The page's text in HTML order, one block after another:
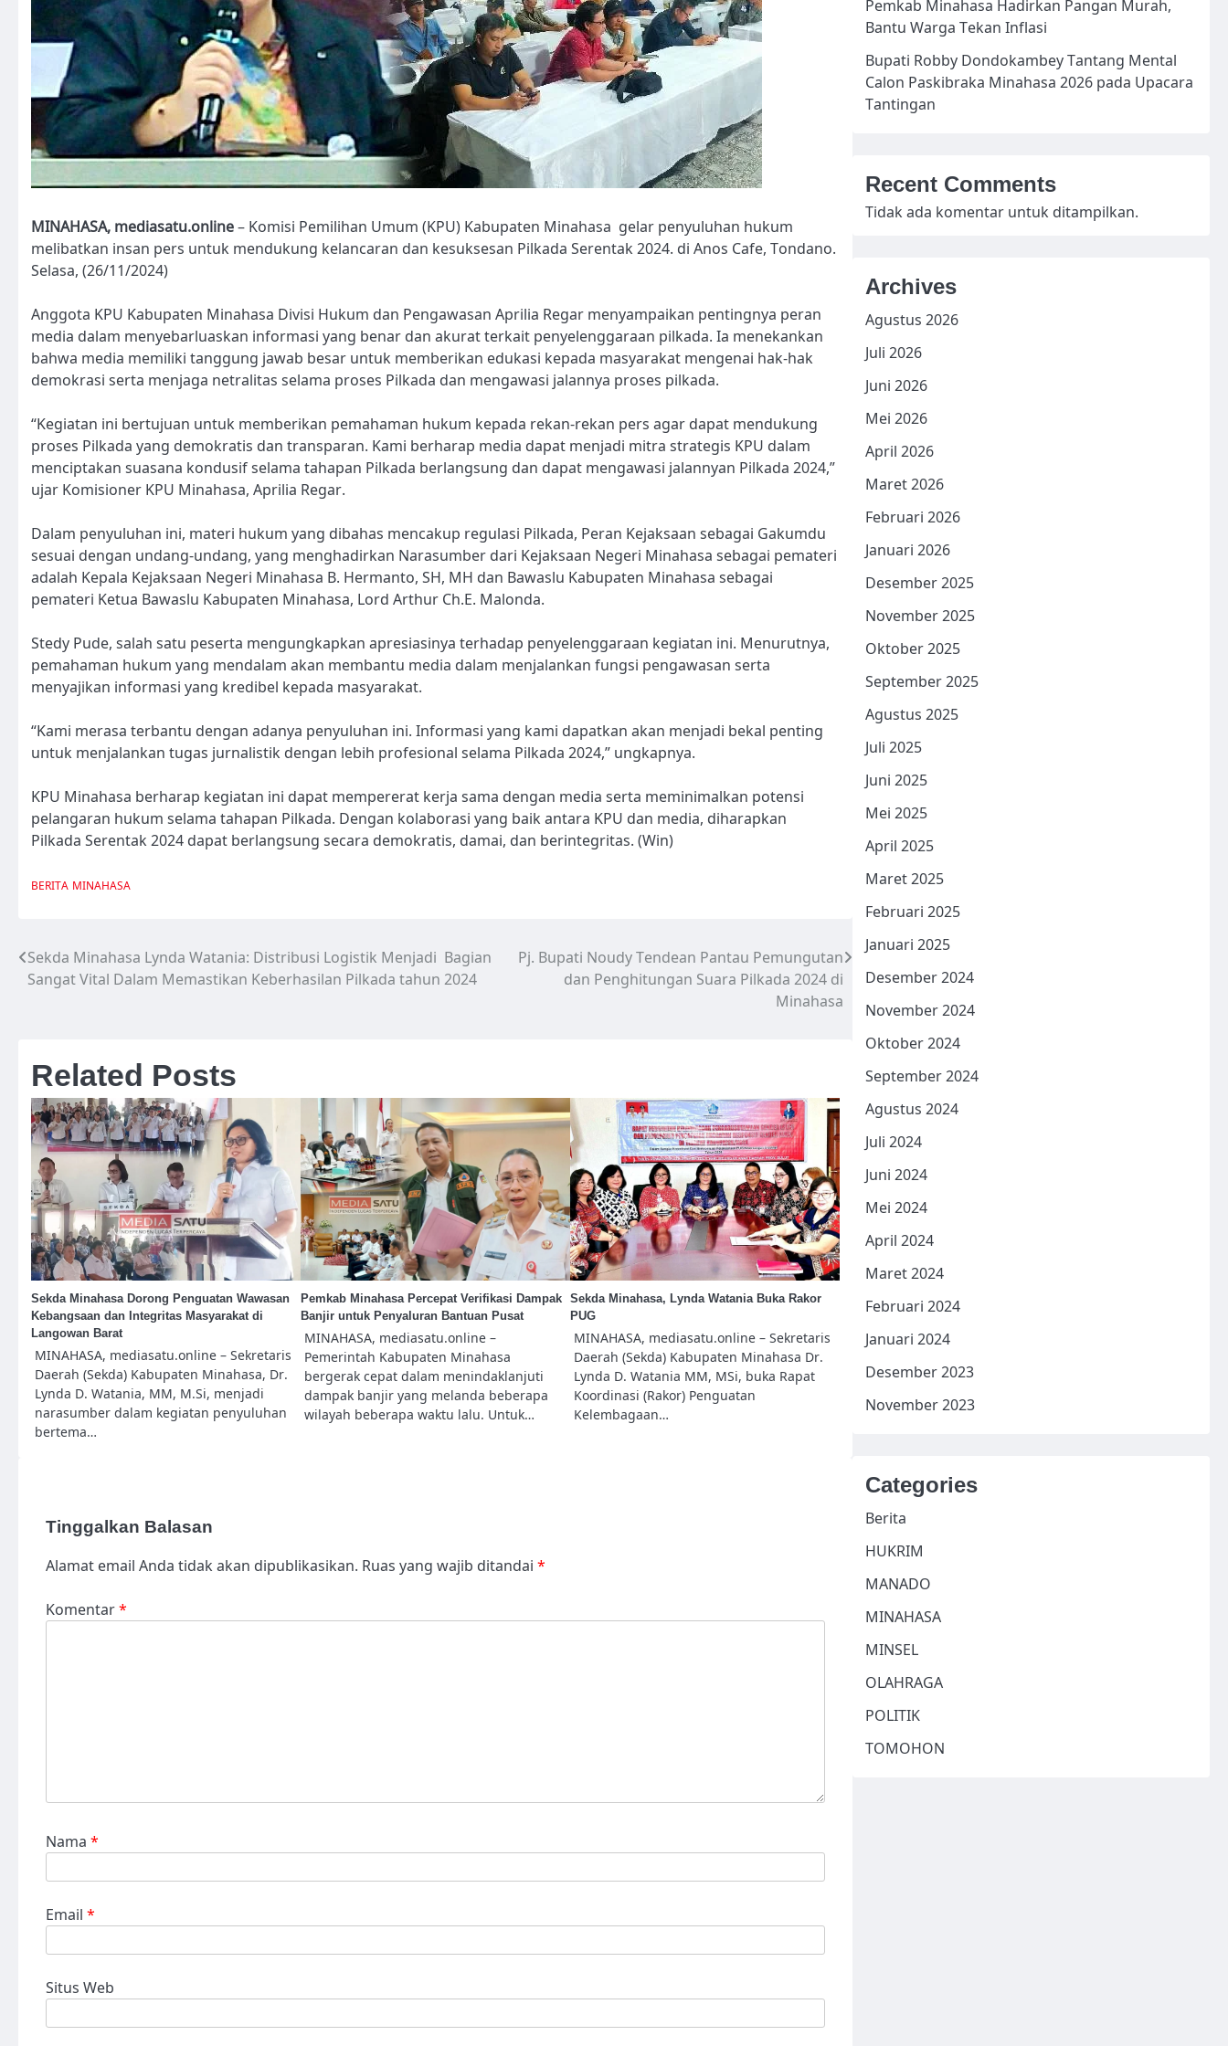
MINAHASA, mediasatu.online– Komisi Pemilihan Umum (KPU) Kabupaten Minahasa gelar penyuluhan hukum
melibatkan insan pers untuk mendukung kelancaran dan kesuksesan Pilkada Serentak 2024. di Anos Cafe, Tondano.
Selasa, (26/11/2024)
Anggota KPU Kabupaten Minahasa Divisi Hukum dan Pengawasan Aprilia Regar menyampaikan pentingnya peran
media dalam menyebarluaskan informasi yang benar dan akurat terkait penyelenggaraan pilkada. Ia menekankan
bahwa media memiliki tanggung jawab besar untuk memberikan edukasi kepada masyarakat mengenai hak-hak
demokrasi serta menjaga netralitas selama proses Pilkada dan mengawasi jalannya proses pilkada.
“Kegiatan ini bertujuan untuk memberikan pemahaman hukum kepada rekan-rekan pers agar dapat mendukung
proses Pilkada yang demokratis dan transparan. Kami berharap media dapat menjadi mitra strategis KPU dalam
menciptakan suasana kondusif selama tahapan Pilkada berlangsung dan dapat mengawasi jalannyan Pilkada 2024,”
ujar Komisioner KPU Minahasa, Aprilia Regar.
Dalam penyuluhan ini, materi hukum yang dibahas mencakup regulasi Pilkada, Peran Kejaksaan sebagai Gakumdu
sesuai dengan undang-undang, yang menghadirkan Narasumber dari Kejaksaan Negeri Minahasa sebagai pemateri
adalah Kepala Kejaksaan Negeri Minahasa B. Hermanto, SH, MH dan Bawaslu Kabupaten Minahasa sebagai
pemateri Ketua Bawaslu Kabupaten Minahasa, Lord Arthur Ch.E. Malonda.
Stedy Pude, salah satu peserta mengungkapkan apresiasinya terhadap penyelenggaraan kegiatan ini. Menurutnya,
pemahaman hukum yang mendalam akan membantu media dalam menjalankan fungsi pengawasan serta
menyajikan informasi yang kredibel kepada masyarakat.
“Kami merasa terbantu dengan adanya penyuluhan ini. Informasi yang kami dapatkan akan menjadi bekal penting
untuk menjalankan tugas jurnalistik dengan lebih profesional selama Pilkada 2024,” ungkapnya.
KPU Minahasa berharap kegiatan ini dapat mempererat kerja sama dengan media serta meminimalkan potensi
pelangaran hukum selama tahapan Pilkada. Dengan kolaborasi yang baik antara KPU dan media, diharapkan
Pilkada Serentak 2024 dapat berlangsung secara demokratis, damai, dan berintegritas. (Win)
BERITA MINAHASA
Navigasi
pos
Sekda Minahasa Lynda Watania: Distribusi Logistik Menjadi Bagian
Sangat Vital Dalam Memastikan Keberhasilan Pilkada tahun 2024
Pj. Bupati Noudy Tendean Pantau Pemungutan
dan Penghitungan Suara Pilkada 2024 di
Minahasa
Related Posts
Sekda Minahasa Dorong Penguatan Wawasan
Kebangsaan dan Integritas Masyarakat di
Langowan Barat
MINAHASA, mediasatu.online – Sekretaris
Daerah (Sekda) Kabupaten Minahasa, Dr.
Lynda D. Watania, MM, M.Si, menjadi
narasumber dalam kegiatan penyuluhan
bertema…
Pemkab Minahasa Percepat Verifikasi Dampak
Banjir untuk Penyaluran Bantuan Pusat
MINAHASA, mediasatu.online –
Pemerintah Kabupaten Minahasa
bergerak cepat dalam menindaklanjuti
dampak banjir yang melanda beberapa
wilayah beberapa waktu lalu. Untuk…
Sekda Minahasa, Lynda Watania Buka Rakor
PUG
MINAHASA, mediasatu.online – Sekretaris
Daerah (Sekda) Kabupaten Minahasa Dr.
Lynda D. Watania MM, MSi, buka Rapat
Koordinasi (Rakor) Penguatan
Kelembagaan…
Tinggalkan Balasan
Alamat email Anda tidak akan dipublikasikan. Ruas yang wajib ditandai *
Komentar*
Nama *
Email *
Situs Web
Pemkab Minahasa Hadirkan Pangan Murah,
Bantu Warga Tekan Inflasi
Bupati Robby Dondokambey Tantang Mental
Calon Paskibraka Minahasa 2026 pada Upacara
Tantingan
Recent Comments
Tidak ada komentar untuk ditampilkan.
Archives
Agustus 2026
Juli 2026
Juni 2026
Mei 2026
April 2026
Maret 2026
Februari 2026
Januari 2026
Desember 2025
November 2025
Oktober 2025
September 2025
Agustus 2025
Juli 2025
Juni 2025
Mei 2025
April 2025
Maret 2025
Februari 2025
Januari 2025
Desember 2024
November 2024
Oktober 2024
September 2024
Agustus 2024
Juli 2024
Juni 2024
Mei 2024
April 2024
Maret 2024
Februari 2024
Januari 2024
Desember 2023
November 2023
Categories
Berita
HUKRIM
MANADO
MINAHASA
MINSEL
OLAHRAGA
POLITIK
TOMOHON